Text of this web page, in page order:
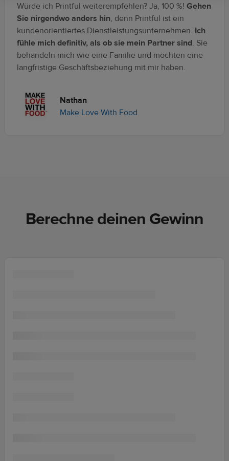
Würde ich Printful weiterempfehlen? Ja, 100 %! Gehen
Sie nirgendwo anders hin, denn Printful ist ein
kundenorientiertes Dienstleistungsunternehmen. Ich
fühle mich definitiv, als ob sie mein Partner sind. Sie
behandeln mich wie eine Familie und möchten eine
langfristige Geschäftsbeziehung mit mir haben.
Nathan
Make Love With Food
Berechne deinen Gewinn